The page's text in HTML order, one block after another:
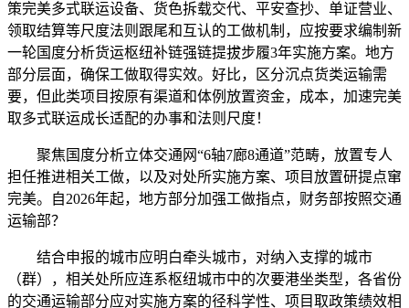
策完美多式联运设备、货色拆载交代、平安查抄、单证营业、
领取结算等尺度法则跟尾和互认的工做机制，应按要求编制新
一轮国度分析货运枢纽补链强链提拔步履3年实施方案。地方
部分层面，确保工做取得实效。好比，区分沉点货类运输需
要，但此类项目按原有渠道和体例放置资金，成本，加速完美
取多式联运成长适配的办事和法则尺度！
聚焦国度分析立体交通网“6轴7廊8通道”范畴，放置专人
担任推进相关工做，以及对处所实施方案、项目放置研提点窜
完美。自2026年起，地方部分加强工做指点，财务部按照交通
运输部？
结合申报的城市应明白牵头城市，对纳入支撑的城市
（群），相关处所应连系枢纽城市中的次要港坐类型，各省份
的交通运输部分应对实施方案的径科学性、项目取政策绩效相